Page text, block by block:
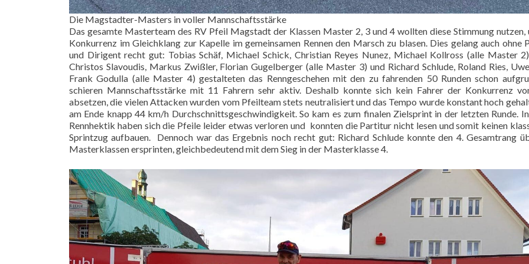
Die Magstadter-Masters in voller Mannschaftsstärke
Das gesamte Masterteam des RV Pfeil Magstadt der Klassen Master 2, 3 und 4 wollten diese Stimmung nutzen,
Konkurrenz im Gleichklang zur Kapelle im gemeinsamen Rennen den Marsch zu blasen. Dies gelang auch ohne
und Dirigent recht gut: Tobias Schäf, Michael Schick, Christian Reyes Nunez, Michael Kollross (alle Master
Christos Slavoudis, Markus Zwißler, Florian Gugelberger (alle Master 3) und Richard Schlude, Roland Ries,
Frank Godulla (alle Master 4) gestalteten das Renngeschehen mit den zu fahrenden 50 Runden schon
schieren Mannschaftsstärke mit 11 Fahrern sehr aktiv. Deshalb konnte sich kein Fahrer der Konkurrenz
absetzen, die vielen Attacken wurden vom Pfeilteam stets neutralisiert und das Tempo wurde konstant hoch
am Ende knapp 44 km/h Durchschnittsgeschwindigkeit. So kam es zum finalen Zielsprint in der letzten Runde.
Rennhektik haben sich die Pfeile leider etwas verloren und konnten die Partitur nicht lesen und somit keinen
Sprintzug aufbauen. Dennoch war das Ergebnis noch recht gut: Richard Schlude konnte den 4. Gesamtrang
Masterklassen ersprinten, gleichbedeutend mit dem Sieg in der Masterklasse 4.